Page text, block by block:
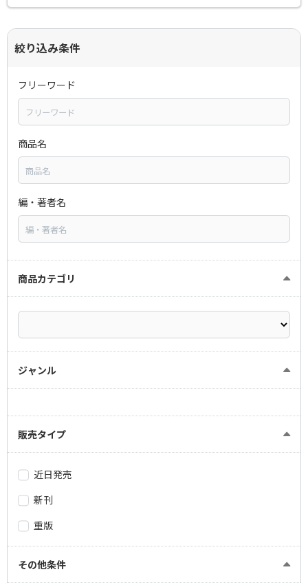
絞り込み条件
フリーワード
商品名
編・著者名
商品カテゴリ
ジャンル
販売タイプ
近日発売
新刊
重版
その他条件